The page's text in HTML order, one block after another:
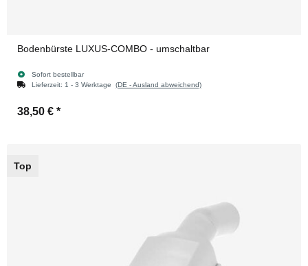
Bodenbürste LUXUS-COMBO - umschaltbar
Sofort bestellbar
Lieferzeit: 1 - 3 Werktage (DE - Ausland abweichend)
38,50 € *
Top